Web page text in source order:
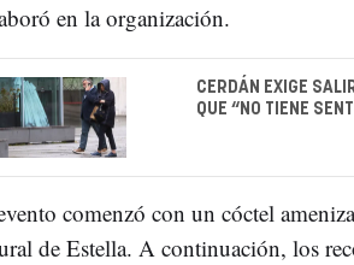
en la organización.
CERDÁN EXIGE
QUE “NO TIENE
comenzó con un cóctel
de Estella. A continuación, los